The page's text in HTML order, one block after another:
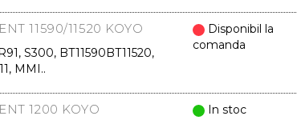
11590/11520 KOYO
S300, BT11590BT11520,
MMI..
Disponibil la
comanda
1200 KOYO In stoc